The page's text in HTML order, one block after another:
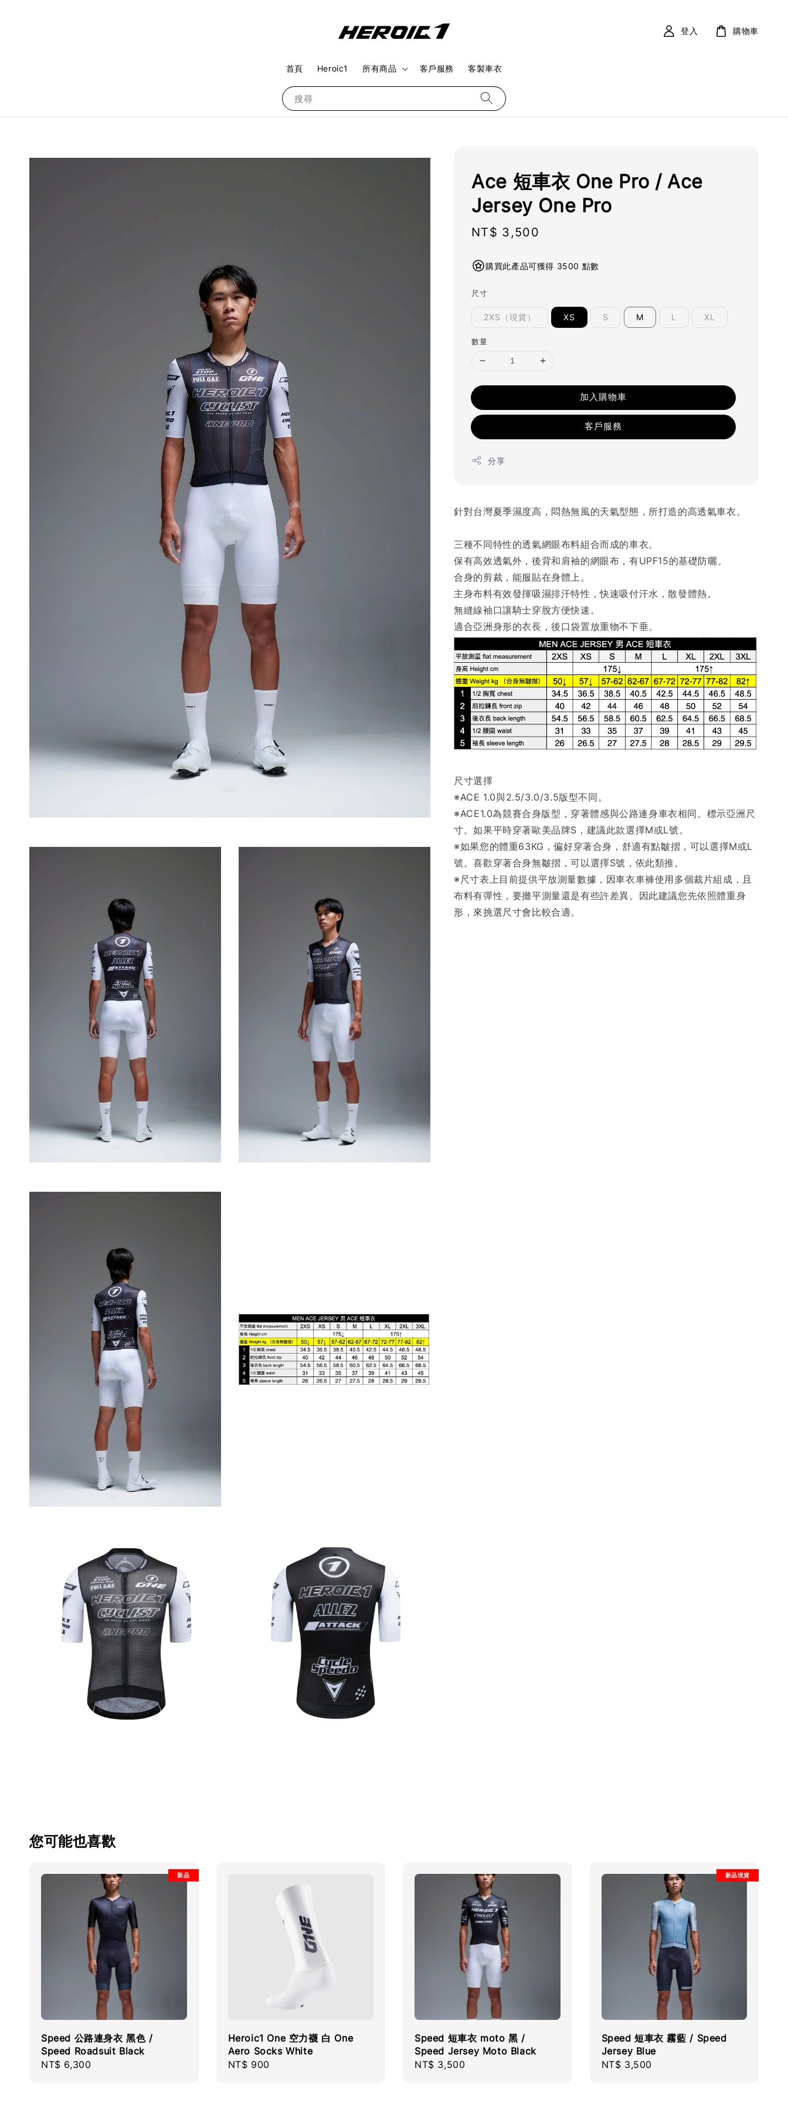
搜尋
首頁 Heroic1 所有商品 客戶服務 客製車衣
登入 購物車
Ace 短車衣 One Pro / Ace
Jersey One Pro
Regular
NT$ 3,500
購買此產品可獲得 3500 點數
尺寸
2XS（現貨） XS S M L XL
數量
加入購物車
客戶服務
分享
針對台灣夏季濕度高，悶熱無風的天氣型態，所打造的高透氣車衣。
三種不同特性的透氣網眼布料組合而成的車衣。
保有高效透氣外，後背和肩袖的網眼布，有UPF15的基礎防曬。
合身的剪裁，能服貼在身體上。
主身布料有效發揮吸濕排汗特性，快速吸付汗水，散發體熱。
無縫線袖口讓騎士穿脫方便快速。
適合亞洲身形的衣長，後口袋置放重物不下垂。
尺寸選擇
※ACE 1.0與2.5/3.0/3.5版型不同。
※ACE1.0為競賽合身版型，穿著體感與公路連身車衣相同。標示亞洲尺
寸。如果平時穿著歐美品牌S，建議此款選擇M或L號。
※如果您的體重63KG，偏好穿著合身，舒適有點皺摺，可以選擇M或L
號。喜歡穿著合身無皺摺，可以選擇S號，依此類推。
※尺寸表上目前提供平放測量數據，因車衣車褲使用多個裁片組成，且
布料有彈性，要攤平測量還是有些許差異。因此建議您先依照體重身
形，來挑選尺寸會比較合適。
您可能也喜歡
新品
Speed 公路連身衣 黑色 /
Speed Roadsuit Black
Regular
NT$ 6,300
Heroic1 One 空力襪 白 One
Aero Socks White
Regular
NT$ 900
Speed 短車衣 moto 黑 /
Speed Jersey Moto Black
Regular
NT$ 3,500
新品現貨
Speed 短車衣 霧藍 / Speed
Jersey Blue
Regular
NT$ 3,500